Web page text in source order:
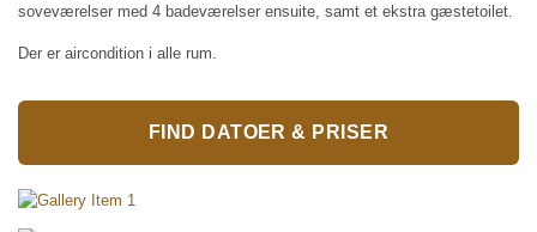
soveværelser med 4 badeværelser ensuite, samt et ekstra gæstetoilet.
Der er aircondition i alle rum.
FIND DATOER & PRISER